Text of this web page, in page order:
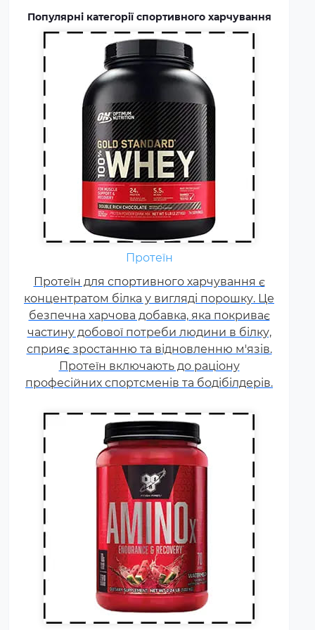
Популярні категорії спортивного харчування
бодібілдерів.
Протеїн
Протеїн для спортивного харчування є
концентратом білка у вигляді порошку. Це
безпечна харчова добавка, яка покриває
частину добової потреби людини в білку,
сприяє зростанню та відновленню м'язів.
Протеїн включають до раціону
професійних спортсменів та бодібілдерів.
Амінокислоти - це незамінні
органічні сполуки, які зазвичай
надходять в організм із
Незбалансоване харчування,
підвищені спортивні
навантаження та стрес
призводять до дефіциту
амінокислот. Щоб заповнити
його можна приймати
спеціальні добавки.